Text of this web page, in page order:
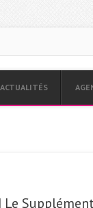
ACTUALITÉS